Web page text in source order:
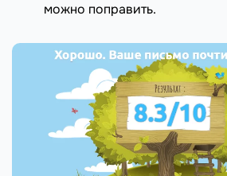
можно поправить.